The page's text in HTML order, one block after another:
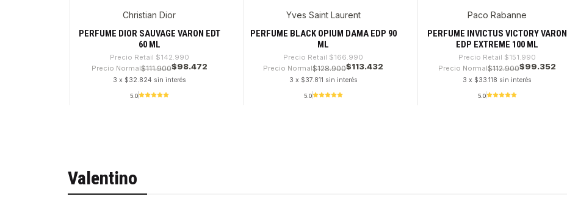
Christian Dior
PERFUME DIOR SAUVAGE VARON EDT
60 ML
Precio Retail $142.990
Precio Normal$111.900$98.472
3 x $32.824 sin interés
5.0
Yves Saint Laurent
PERFUME BLACK OPIUM DAMA EDP 90
ML
Precio Retail $166.990
Precio Normal$128.900$113.432
3 x $37.811 sin interés
5.0
Paco Rabanne
PERFUME INVICTUS VICTORY VARON
EDP EXTREME 100 ML
Precio Retail $151.990
Precio Normal$112.900$99.352
3 x $33.118 sin interés
5.0
Valentino